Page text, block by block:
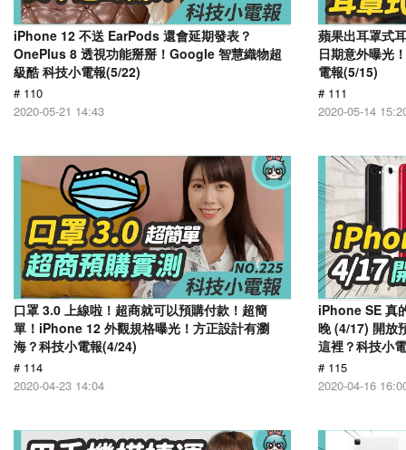
iPhone 12 不送 EarPods 還會延期發表？
OnePlus 8 透視功能掰掰！Google 智慧織物超
級酷 科技小電報(5/22)
# 110
2020-05-21 14:43
蘋果出耳罩式
日期意外曝光
電報(5/15)
# 111
2020-05-14
口罩 3.0 上線啦！超商就可以預購付款！超簡
單！iPhone 12 外觀規格曝光！方正設計有瀏
海？科技小電報(4/24)
# 114
2020-04-23 14:04
​iPhone SE 真
晚 (4/17) 開放
這裡？科技小
# 115
2020-04-16